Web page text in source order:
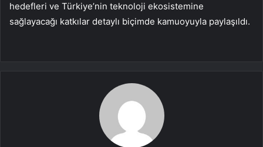
hedefleri ve Türkiye’nin teknoloji ekosistemine
sağlayacağı katkılar detaylı biçimde kamuoyuyla paylaşıldı.